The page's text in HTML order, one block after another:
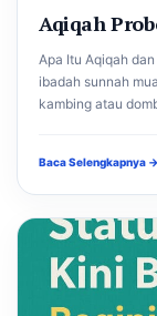
Aqiqah
Apa Itu Aqiqah
ibadah sunnah
kambing atau
Baca Selengkapnya →